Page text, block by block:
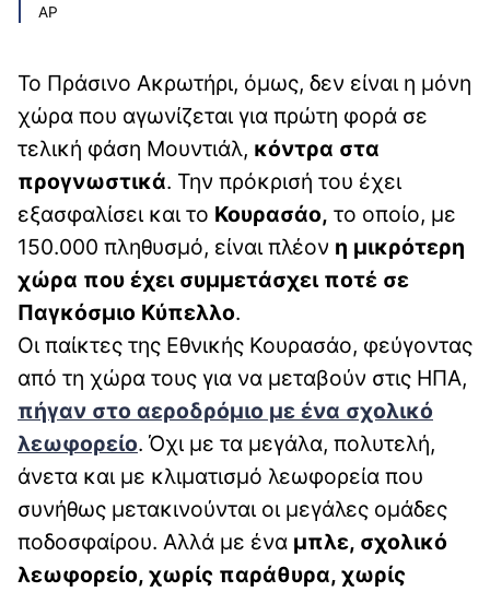
AP
Το Πράσινο Ακρωτήρι, όμως, δεν είναι η μόνη
χώρα που αγωνίζεται για πρώτη φορά σε
τελική φάση Μουντιάλ, κόντρα στα
προγνωστικά. Την πρόκρισή του έχει
εξασφαλίσει και το Κουρασάο, το οποίο, με
150.000 πληθυσμό, είναι πλέον η μικρότερη
χώρα που έχει συμμετάσχει ποτέ σε
Παγκόσμιο Κύπελλο.
Οι παίκτες της Εθνικής Κουρασάο, φεύγοντας
από τη χώρα τους για να μεταβούν στις ΗΠΑ,
πήγαν στο αεροδρόμιο με ένα σχολικό
λεωφορείο. Όχι με τα μεγάλα, πολυτελή,
άνετα και με κλιματισμό λεωφορεία που
συνήθως μετακινούνται οι μεγάλες ομάδες
ποδοσφαίρου. Αλλά με ένα μπλε, σχολικό
λεωφορείο, χωρίς παράθυρα, χωρίς